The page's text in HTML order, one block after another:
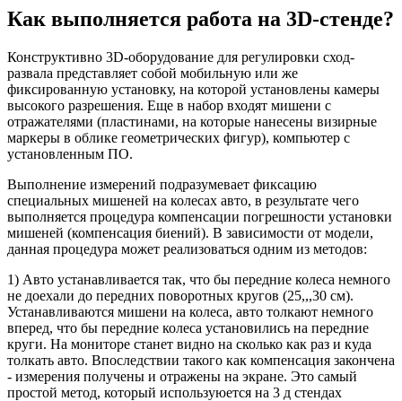
Как выполняется работа на 3D-стенде?
Конструктивно 3D-оборудование для регулировки сход-
развала представляет собой мобильную или же
фиксированную установку, на которой установлены камеры
высокого разрешения. Еще в набор входят мишени с
отражателями (пластинами, на которые нанесены визирные
маркеры в облике геометрических фигур), компьютер с
установленным ПО.
Выполнение измерений подразумевает фиксацию
специальных мишеней на колесах авто, в результате чего
выполняется процедура компенсации погрешности установки
мишеней (компенсация биений). В зависимости от модели,
данная процедура может реализоваться одним из методов:
1) Авто устанавливается так, что бы передние колеса немного
не доехали до передних поворотных кругов (25,,,30 см).
Устанавливаются мишени на колеса, авто толкают немного
вперед, что бы передние колеса установились на передние
круги. На мониторе станет видно на сколько как раз и куда
толкать авто. Впоследствии такого как компенсация закончена
- измерения получены и отражены на экране. Это самый
простой метод, который используюется на 3 д стендах